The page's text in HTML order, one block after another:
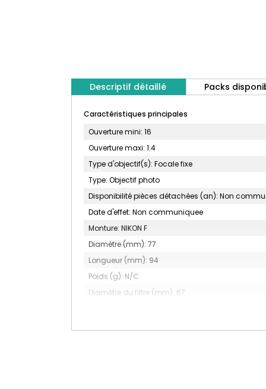
Descriptif détaillé Packs
Caractéristiques principales
Ouverture mini: 16
Ouverture maxi: 1.4
Type d'objectif(s): Focale fixe
Type: Objectif photo
Disponibilité pièces détachées (an): Non
Date d'effet: Non communiquee
Monture: NIKON F
Diamètre (mm): 77
Longueur (mm): 94
Poids (g): N/C
Diamètre du filtre (mm): 67